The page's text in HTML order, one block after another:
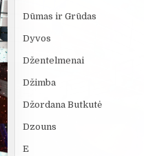
Dūmas ir Grūdas
Dyvos
Džentelmenai
Džimba
Džordana Butkutė
Dzouns
E